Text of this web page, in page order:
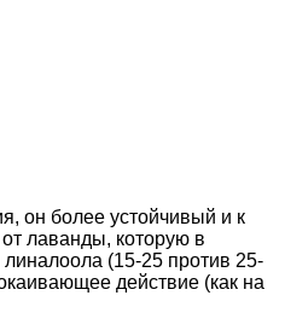
он более устойчивый и к
лаванды, которую в
(15-25 против 25-
действие (как на